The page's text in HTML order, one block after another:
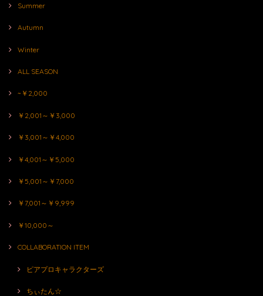
Summer
Autumn
Winter
ALL SEASON
~￥2,000
￥2,001～￥3,000
￥3,001～￥4,000
￥4,001～￥5,000
￥5,001～￥7,000
￥7,001～￥9,999
￥10,000～
COLLABORATION ITEM
ピアプロキャラクターズ
ちぃたん☆